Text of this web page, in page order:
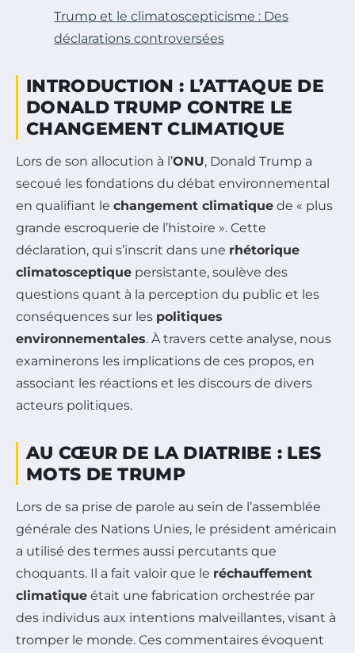
Trump et le climatoscepticisme : Des
déclarations controversées
INTRODUCTION : L’ATTAQUE DE
DONALD TRUMP CONTRE LE
CHANGEMENT CLIMATIQUE
Lors de son allocution à l’ONU, Donald Trump a
secoué les fondations du débat environnemental
en qualifiant le changement climatique de « plus
grande escroquerie de l’histoire ». Cette
déclaration, qui s’inscrit dans une rhétorique
climatosceptique persistante, soulève des
questions quant à la perception du public et les
conséquences sur les politiques
environnementales. À travers cette analyse, nous
examinerons les implications de ces propos, en
associant les réactions et les discours de divers
acteurs politiques.
AU CŒUR DE LA DIATRIBE : LES
MOTS DE TRUMP
Lors de sa prise de parole au sein de l’assemblée
générale des Nations Unies, le président américain
a utilisé des termes aussi percutants que
choquants. Il a fait valoir que le réchauffement
climatique était une fabrication orchestrée par
des individus aux intentions malveillantes, visant à
tromper le monde. Ces commentaires évoquent